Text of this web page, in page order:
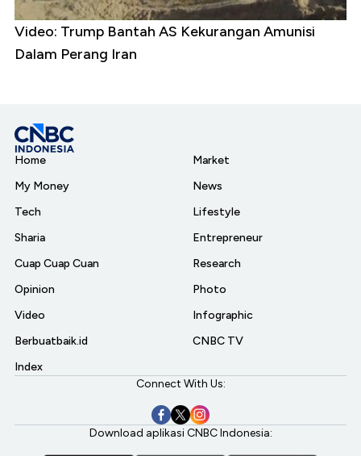
Video: Trump Bantah AS Kekurangan Amunisi
Dalam Perang Iran
Home
My Money
Tech
Sharia
Cuap Cuap Cuan
Opinion
Video
Berbuatbaik.id
Index
Market
News
Lifestyle
Entrepreneur
Research
Photo
Infographic
CNBC TV
Connect With Us:
Download aplikasi CNBC Indonesia: